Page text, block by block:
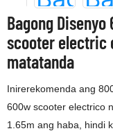
Bagong
scooter electric
matatanda
Inirerekomenda ang
600w scooter electrico
1.65m ang haba, hindi